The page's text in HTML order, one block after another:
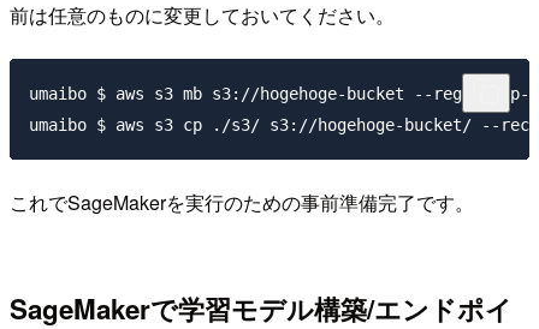
前は任意のものに変更しておいてください。
umaibo $ aws s3 mb s3://hogehoge-bucket --region ap-
これでSageMakerを実行のための事前準備完了です。
SageMakerで学習モデル構築/エンドポイ